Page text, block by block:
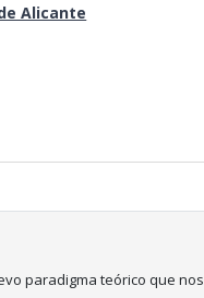
Alicante
paradigma teórico que nos